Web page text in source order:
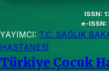
ISSN:
e-
YAYIMCI: T.C. SAĞLIK
HASTANESİ
Türkiye Çocuk